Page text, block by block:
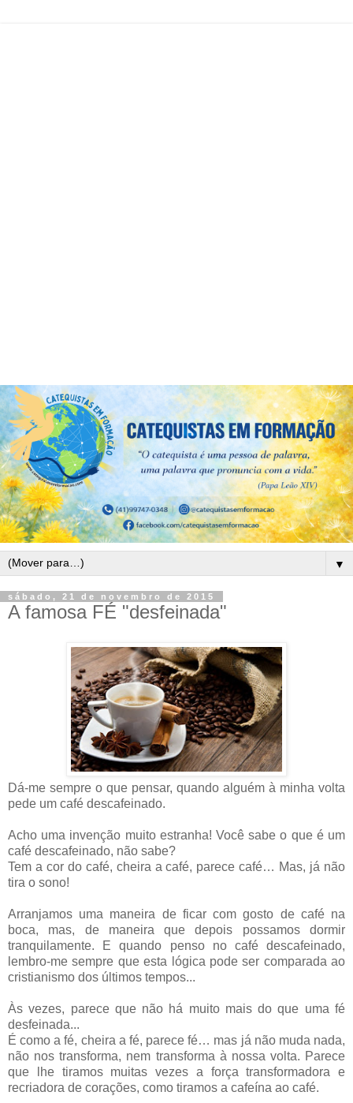
▼
sábado, 21 de novembro de 2015
A famosa FÉ "desfeinada"
Dá-me sempre o que pensar, quando alguém à minha volta
pede um café descafeinado.
Acho uma invenção muito estranha! Você sabe o que é um
café descafeinado, não sabe?
Tem a cor do café, cheira a café, parece café… Mas, já não
tira o sono!
Arranjamos uma maneira de ficar com gosto de café na
boca, mas, de maneira que depois possamos dormir
tranquilamente. E quando penso no café descafeinado,
lembro-me sempre que esta lógica pode ser comparada ao
cristianismo dos últimos tempos...
Às vezes, parece que não há muito mais do que uma fé
desfeinada...
É como a fé, cheira a fé, parece fé… mas já não muda nada,
não nos transforma, nem transforma à nossa volta. Parece
que lhe tiramos muitas vezes a força transformadora e
recriadora de corações, como tiramos a cafeína ao café.